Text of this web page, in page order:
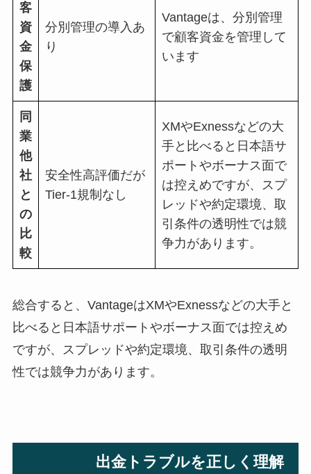
客
資
金
保
護
分別管理の導入あ
り
Vantageは、分別管理
で顧客資金を管理して
います
同
業
他
社
と
の
比
較
安全性高評価だが
Tier-1規制なし
XMやExnessなどの大
手と比べると日本語サ
ポートやボーナス面で
は控えめですが、スプ
レッドや約定環境、取
引条件の透明性では競
争力があります。
総合すると、 VantageはXMやExnessなどの大手と
比べると日本語サポートやボーナス面では控えめ
ですが、スプレッドや約定環境、取引条件の透明
性では競争力があります。
出金トラブルを正しく理解